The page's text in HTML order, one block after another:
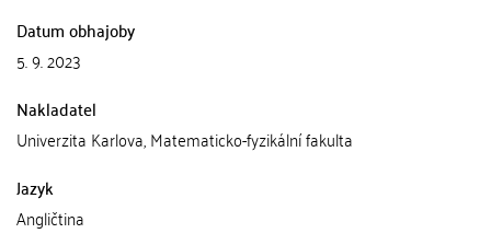
Datum obhajoby
5. 9. 2023
Nakladatel
Univerzita Karlova, Matematicko-fyzikální fakulta
Jazyk
Angličtina